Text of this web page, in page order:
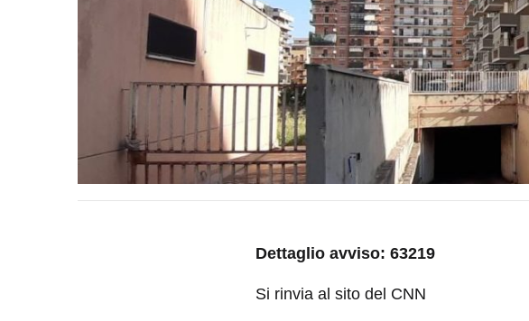
Dettaglio avviso: 63219
Si rinvia al sito del CNN